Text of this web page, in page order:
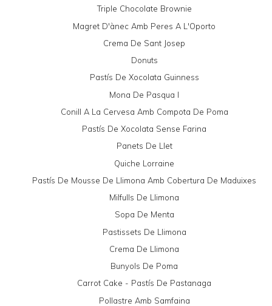
Triple Chocolate Brownie
Magret D'ànec Amb Peres A L'Oporto
Crema De Sant Josep
Donuts
Pastís De Xocolata Guinness
Mona De Pasqua I
Conill A La Cervesa Amb Compota De Poma
Pastís De Xocolata Sense Farina
Panets De Llet
Quiche Lorraine
Pastís De Mousse De Llimona Amb Cobertura De Maduixes
Milfulls De Llimona
Sopa De Menta
Pastissets De Llimona
Crema De Llimona
Bunyols De Poma
Carrot Cake - Pastís De Pastanaga
Pollastre Amb Samfaina